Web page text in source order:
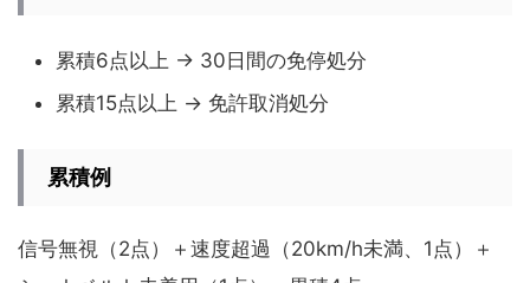
累積6点以上 → 30日間の免停処分
累積15点以上 → 免許取消処分
累積例
信号無視（2点）＋速度超過（20km/h未満、1点）＋